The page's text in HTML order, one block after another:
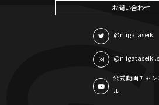
お問い合わせ
@niigataseiki
公式動画チャン
ル